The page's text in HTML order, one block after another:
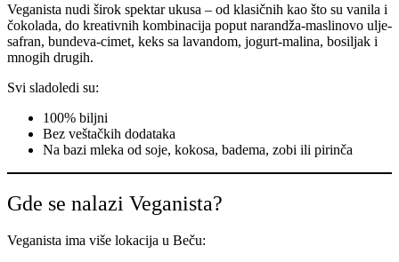
Veganista nudi širok spektar ukusa – od klasičnih kao što su vanila i
čokolada, do kreativnih kombinacija poput narandža-maslinovo ulje-
safran, bundeva-cimet, keks sa lavandom, jogurt-malina, bosiljak i
mnogih drugih.
Svi sladoledi su:
100% biljni
Bez veštačkih dodataka
Na bazi mleka od soje, kokosa, badema, zobi ili pirinča
Gde se nalazi Veganista?
Veganista ima više lokacija u Beču: